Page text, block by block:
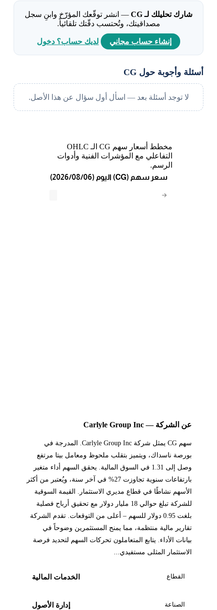
شارك تحليلك لـ CG
— انشر توقّعك المؤرّخ وابنِ سجل
مصداقيتك، وتُحتسب دقّتك تلقائياً.
إنشاء حساب مجاني لديك حساب؟ دخول
أسئلة وأجوبة حول CG
لا توجد أسئلة بعد — اسأل أول سؤال عن هذا الأصل.
مخطط أسعار سهم CG الـ OHLC
التفاعلي مع المؤشرات الفنية وأدوات
الرسم.
→
(2026/08/06) اليوم (CG) سعر سهم
عن الشركة — Carlyle Group Inc
سهم CG يمثل شركة Carlyle Group Inc. المدرجة في
بورصة ناسداك، ويتميز بتقلب ملحوظ ومعامل بيتا مرتفع
وصل إلى 1.31 في السوق المالية. يحقق السهم أداء متغير
بارتفاعات سنوية تجاوزت 27% في آخر سنة، ويُعتبر من أكثر
الأسهم نشاطًا في قطاع مديري الاستثمار. القيمة السوقية
للشركة تبلغ حوالي 18 مليار دولار مع تحقيق أرباح فصلية
بلغت 0.95 دولار للسهم – أعلى من التوقعات. تقدم الشركة
تقارير مالية منتظمة، مما يمنح المستثمرين وضوحاً في
بيانات الأداء. يتابع المتعاملون تحركات السهم لتحديد فرصة
الاستثمار المثلى مستفيدي...
القطاع الخدمات المالية
الصناعة إدارة الأصول